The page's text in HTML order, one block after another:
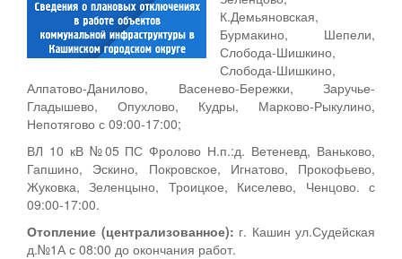
К.Демьяновская,
Бурмакино, Шепели,
Слобода-Шишкино,
Слобода-Шишкино,
Алпатово-Данилово, Васенево-Бережки, Заручье-
Гладышево, Опухлово, Кудры, Марково-Рыкулино,
Непотягово с 09:00-17:00;
ВЛ 10 кВ №05 ПС Фролово Н.п.:д. Ветеневд, Ваньково,
Гапшино, Эскино, Покровское, Игнатово, Прокофьево,
Жуковка, Зеленцыно, Троицкое, Киселево, Ченцово. с
09:00-17:00.
Отопление (централизованное): г. Кашин ул.Судейская
д.№1А с 08:00 до окончания работ.